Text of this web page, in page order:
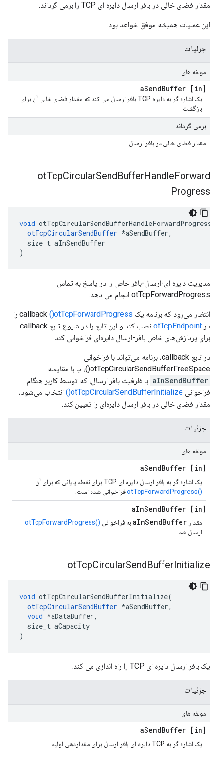
مقدار فضای خالی در بافر ارسال دایره ای TCP را برمی گرداند.
این عملیات همیشه موفق خواهد بود.
جزئیات
مولفه های
[in] a
SendBuffer
یک اشاره گر به دایره TCP بافر ارسال می کند که مقدار فضای خالی آن برای
بازگشت.
برمی گرداند
مقدار فضای خالی در بافر ارسال.
otTcpCircularSendBufferHandleForward
Progress
void otTcpCircularSendBufferHandleForwardProgress
otTcpCircularSendBuffer *aSendBuffer,
size_t aInSendBuffer
)
مدیریت دایره ای-ارسال-بافر خاص را در پاسخ به تماس
otTcpForwardProgress انجام می دهد.
انتظار می‌رود که برنامه یک callback ()otTcpForwardProgress
را
در otTcpEndpoint
نصب کند و این تابع را در شروع تابع callback
برای پردازش‌های خاص بافر-ارسال دایره‌ای فراخوانی کند.
در تابع callback، برنامه می‌تواند با فراخوانی
otTcpCircularSendBufferFreeSpace()، یا با مقایسه
aInSendBuffer با ظرفیت بافر ارسال، که توسط کاربر هنگام
فراخوانی otTcpCircularSendBufferInitialize()
انتخاب می‌شود،
مقدار فضای خالی در بافر ارسال دایره‌ای را تعیین کند.
جزئیات
مولفه های
[in] a
SendBuffer
یک اشاره گر به بافر ارسال دایره ای TCP برای نقطه پایانی که برای آن
()otTcpForwardProgress
فراخوانی شده است.
[in] a
InSendBuffer
مقدار aInSendBuffer به فراخوانی ()otTcpForwardProgress
ارسال شد.
otTcpCircularSendBufferInitialize
void otTcpCircularSendBufferInitialize(
otTcpCircularSendBuffer *aSendBuffer,
void *aDataBuffer,
size_t aCapacity
)
یک بافر ارسال دایره ای TCP را راه اندازی می کند.
جزئیات
مولفه های
[in] a
SendBuffer
یک اشاره گر به TCP دایره ای بافر ارسال برای مقداردهی اولیه.